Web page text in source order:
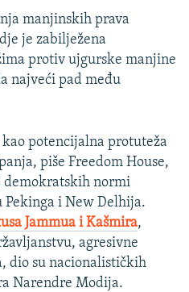
manjinskih prava
je zabilježena
protiv ujgurske manjine
najveći pad među
potencijalna protuteža
piše Freedom House,
demokratskih normi
i New Delhija.
Jammua i Kašmira,
agresivne
dio su nacionalističkih
Narendre Modija.